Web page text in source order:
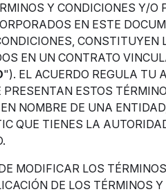
Y CONDICIONES Y/O
EN ESTE
CONSTITUYEN
EN UN CONTRATO
"). EL ACUERDO REGULA TU
PRESENTAN ESTOS
NOMBRE DE UNA
QUE TIENES LA
MODIFICAR LOS
DE LOS TÉRMINOS